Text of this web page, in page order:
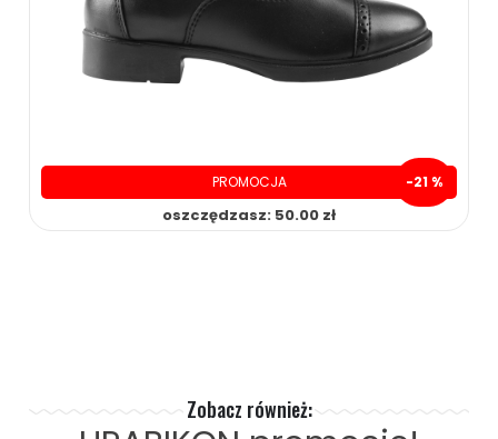
PROMOCJA -21 %
oszczędzasz: 50.00 zł
Zobacz również: